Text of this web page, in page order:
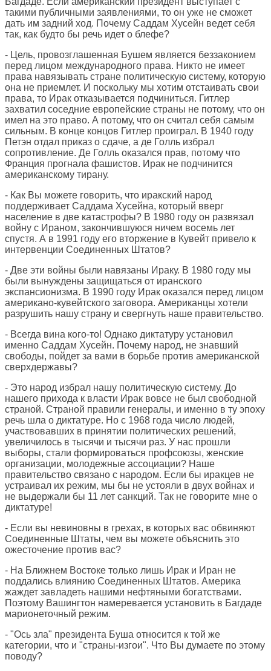
такими публичными заявлениями, то он уже не сможет
дать им задний ход. Почему Саддам Хусейн ведет себя
так, как будто бы речь идет о блефе?
- Цель, провозглашенная Бушем является беззаконием
перед лицом международного права. Никто не имеет
права навязывать стране политическую систему, которую
она не приемлет. И поскольку мы хотим отстаивать свои
права, то Ирак отказывается подчиниться. Гитлер
захватил соседние европейские страны не потому, что он
имел на это право. А потому, что он считал себя самым
сильным. В конце концов Гитлер проиграл. В 1940 году
Петэн отдал приказ о сдаче, а де Голль избрал
сопротивление. Де Голль оказался прав, потому что
Франция прогнала фашистов. Ирак не подчинится
американскому тирану.
- Как Вы можете говорить, что иракский народ
поддерживает Саддама Хусейна, который вверг
население в две катастрофы? В 1980 году он развязал
войну с Ираном, закончившуюся ничем восемь лет
спустя. А в 1991 году его вторжение в Кувейт привело к
интервенции Соединенных Штатов?
- Две эти войны были навязаны Ираку. В 1980 году мы
были вынуждены защищаться от иранского
экспансионизма. В 1990 году Ирак оказался перед лицом
американо-кувейтского заговора. Американцы хотели
разрушить нашу страну и свергнуть наше правительство.
- Всегда вина кого-то! Однако диктатуру установил
именно Саддам Хусейн. Почему народ, не знавший
свободы, пойдет за вами в борьбе против американской
сверхдержавы?
- Это народ избрал нашу политическую систему. До
нашего прихода к власти Ирак вовсе не был свободной
страной. Страной правили генералы, и именно в ту эпоху
речь шла о диктатуре. Но с 1968 года число людей,
участвовавших в принятии политических решений,
увеличилось в тысячи и тысячи раз. У нас прошли
выборы, стали формироваться профсоюзы, женские
организации, молодежные ассоциации? Наше
правительство связано с народом. Если бы иракцев не
устраивал их режим, мы бы не устояли в двух войнах и
не выдержали бы 11 лет санкций. Так не говорите мне о
диктатуре!
- Если вы невиновны в грехах, в которых вас обвиняют
Соединенные Штаты, чем вы можете объяснить это
ожесточение против вас?
- На Ближнем Востоке только лишь Ирак и Иран не
поддались влиянию Соединенных Штатов. Америка
жаждет завладеть нашими нефтяными богатствами.
Поэтому Вашингтон намеревается установить в Багдаде
марионеточный режим.
- "Ось зла" президента Буша относится к той же
категории, что и "страны-изгои". Что Вы думаете по этому
поводу?